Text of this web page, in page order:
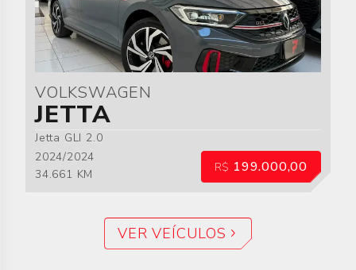
VOLKSWAGEN
JETTA
Jetta GLI 2.0
2024/2024
34.661 KM
R$ 199.000,00
VER VEÍCULOS